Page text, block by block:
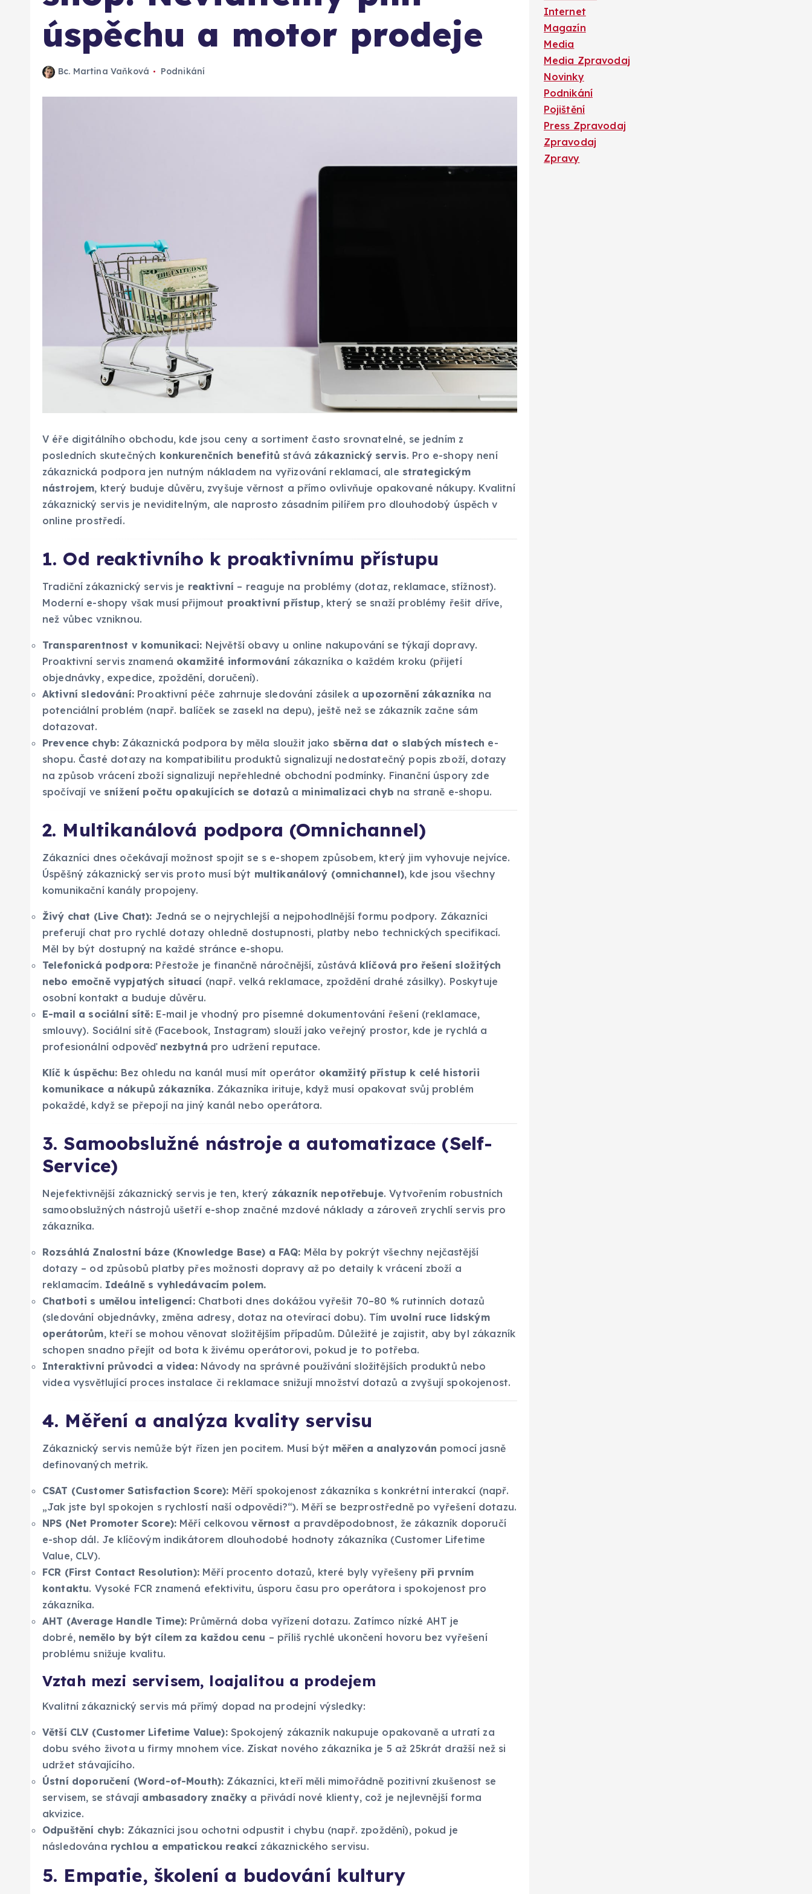
úspěchu a motor prodeje
Bc. Martina Vaňková Podnikání
V éře digitálního obchodu, kde jsou ceny a sortiment často srovnatelné, se jedním z
posledních skutečných konkurenčních benefitů stává zákaznický servis. Pro e-shopy není
zákaznická podpora jen nutným nákladem na vyřizování reklamací, ale strategickým
nástrojem, který buduje důvěru, zvyšuje věrnost a přímo ovlivňuje opakované nákupy. Kvalitní
zákaznický servis je neviditelným, ale naprosto zásadním pilířem pro dlouhodobý úspěch v
online prostředí.
1. Od reaktivního k proaktivnímu přístupu
Tradiční zákaznický servis je reaktivní – reaguje na problémy (dotaz, reklamace, stížnost).
Moderní e-shopy však musí přijmout proaktivní přístup, který se snaží problémy řešit dříve,
než vůbec vzniknou.
Transparentnost v komunikaci: Největší obavy u online nakupování se týkají dopravy.
Proaktivní servis znamená okamžité informování zákazníka o každém kroku (přijetí
objednávky, expedice, zpoždění, doručení).
Aktivní sledování:Proaktivní péče zahrnuje sledování zásilek a upozornění zákazníka na
potenciální problém (např. balíček se zasekl na depu), ještě než se zákazník začne sám
dotazovat.
Prevence chyb: Zákaznická podpora by měla sloužit jako sběrna dat o slabých místech e-
shopu. Časté dotazy na kompatibilitu produktů signalizují nedostatečný popis zboží, dotazy
na způsob vrácení zboží signalizují nepřehledné obchodní podmínky. Finanční úspory zde
spočívají ve snížení počtu opakujících se dotazů a minimalizaci chyb na straně e-shopu.
2. Multikanálová podpora (Omnichannel)
Zákazníci dnes očekávají možnost spojit se s e-shopem způsobem, který jim vyhovuje nejvíce.
Úspěšný zákaznický servis proto musí být multikanálový (omnichannel), kde jsou všechny
komunikační kanály propojeny.
Živý chat (Live Chat): Jedná se o nejrychlejší a nejpohodlnější formu podpory. Zákazníci
preferují chat pro rychlé dotazy ohledně dostupnosti, platby nebo technických specifikací.
Měl by být dostupný na každé stránce e-shopu.
Telefonická podpora: Přestože je finančně náročnější, zůstává klíčová pro řešení složitých
nebo emočně vypjatých situací (např. velká reklamace, zpoždění drahé zásilky). Poskytuje
osobní kontakt a buduje důvěru.
E-mail a sociální sítě:E-mail je vhodný pro písemné dokumentování řešení (reklamace,
smlouvy). Sociální sítě (Facebook, Instagram) slouží jako veřejný prostor, kde je rychlá a
profesionální odpověď nezbytná pro udržení reputace.
Klíč k úspěchu: Bez ohledu na kanál musí mít operátor okamžitý přístup k celé historii
komunikace a nákupů zákazníka. Zákazníka irituje, když musí opakovat svůj problém
pokaždé, když se přepojí na jiný kanál nebo operátora.
3. Samoobslužné nástroje a automatizace (Self-
Service)
Nejefektivnější zákaznický servis je ten, který zákazník nepotřebuje. Vytvořením robustních
samoobslužných nástrojů ušetří e-shop značné mzdové náklady a zároveň zrychlí servis pro
zákazníka.
Rozsáhlá Znalostní báze (Knowledge Base) a FAQ: Měla by pokrýt všechny nejčastější
dotazy – od způsobů platby přes možnosti dopravy až po detaily k vrácení zboží a
reklamacím. Ideálně s vyhledávacím polem.
Chatboti s umělou inteligencí:Chatboti dnes dokážou vyřešit 70–80 % rutinních dotazů
(sledování objednávky, změna adresy, dotaz na otevírací dobu). Tím uvolní ruce lidským
operátorům, kteří se mohou věnovat složitějším případům. Důležité je zajistit, aby byl zákazník
schopen snadno přejít od bota k živému operátorovi, pokud je to potřeba.
Interaktivní průvodci a videa:Návody na správné používání složitějších produktů nebo
videa vysvětlující proces instalace či reklamace snižují množství dotazů a zvyšují spokojenost.
4. Měření a analýza kvality servisu
Zákaznický servis nemůže být řízen jen pocitem. Musí být měřen a analyzován pomocí jasně
definovaných metrik.
CSAT (Customer Satisfaction Score): Měří spokojenost zákazníka s konkrétní interakcí (např.
„Jak jste byl spokojen s rychlostí naší odpovědi?“). Měří se bezprostředně po vyřešení dotazu.
NPS (Net Promoter Score): Měří celkovouvěrnost a pravděpodobnost, že zákazník doporučí
e-shop dál. Je klíčovým indikátorem dlouhodobé hodnoty zákazníka (Customer Lifetime
Value, CLV).
FCR (First Contact Resolution):Měří procento dotazů, které byly vyřešeny při prvním
kontaktu. Vysoké FCR znamená efektivitu, úsporu času pro operátora i spokojenost pro
zákazníka.
AHT (Average Handle Time): Průměrná doba vyřízení dotazu. Zatímco nízké AHT je
dobré, nemělo by být cílem za každou cenu – příliš rychlé ukončení hovoru bez vyřešení
problému snižuje kvalitu.
Vztah mezi servisem, loajalitou a prodejem
Kvalitní zákaznický servis má přímý dopad na prodejní výsledky:
Větší CLV (Customer Lifetime Value):Spokojený zákazník nakupuje opakovaně a utratí za
dobu svého života u firmy mnohem více. Získat nového zákazníka je 5 až 25krát dražší než si
udržet stávajícího.
Ústní doporučení (Word-of-Mouth): Zákazníci, kteří měli mimořádně pozitivní zkušenost se
servisem, se stávají ambasadory značky a přivádí nové klienty, což je nejlevnější forma
akvizice.
Odpuštění chyb: Zákazníci jsou ochotni odpustit i chybu (např. zpoždění), pokud je
následována rychlou a empatickou reakcí zákaznického servisu.
5. Empatie, školení a budování kultury
Internet
Magazín
Media
Media Zpravodaj
Novinky
Podnikání
Pojištění
Press Zpravodaj
Zpravodaj
Zpravy